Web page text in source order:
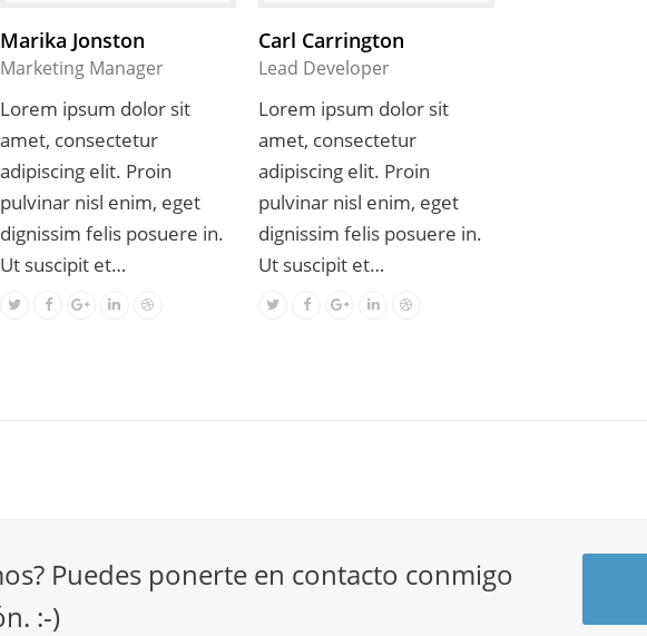
Marika Jonston
Marketing Manager
Lorem ipsum dolor sit
amet, consectetur
adipiscing elit. Proin
pulvinar nisl enim, eget
dignissim felis posuere in.
Ut suscipit et…
Carl Carrington
Lead Developer
Lorem ipsum dolor sit
amet, consectetur
adipiscing elit. Proin
pulvinar nisl enim, eget
dignissim felis posuere in.
Ut suscipit et…
Puedes ponerte en contacto conmigo
:-)